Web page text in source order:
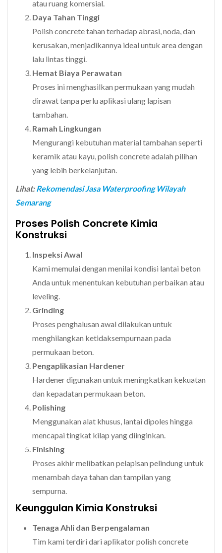
atau ruang komersial.
Daya Tahan Tinggi
Polish concrete tahan terhadap abrasi, noda, dan
kerusakan, menjadikannya ideal untuk area dengan
lalu lintas tinggi.
Hemat Biaya Perawatan
Proses ini menghasilkan permukaan yang mudah
dirawat tanpa perlu aplikasi ulang lapisan
tambahan.
Ramah Lingkungan
Mengurangi kebutuhan material tambahan seperti
keramik atau kayu, polish concrete adalah pilihan
yang lebih berkelanjutan.
Lihat:Rekomendasi Jasa Waterproofing Wilayah
Semarang
Proses Polish Concrete Kimia
Konstruksi
Inspeksi Awal
Kami memulai dengan menilai kondisi lantai beton
Anda untuk menentukan kebutuhan perbaikan atau
leveling.
Grinding
Proses penghalusan awal dilakukan untuk
menghilangkan ketidaksempurnaan pada
permukaan beton.
Pengaplikasian Hardener
Hardener digunakan untuk meningkatkan kekuatan
dan kepadatan permukaan beton.
Polishing
Menggunakan alat khusus, lantai dipoles hingga
mencapai tingkat kilap yang diinginkan.
Finishing
Proses akhir melibatkan pelapisan pelindung untuk
menambah daya tahan dan tampilan yang
sempurna.
Keunggulan Kimia Konstruksi
Tenaga Ahli dan Berpengalaman
Tim kami terdiri dari aplikator polish concrete